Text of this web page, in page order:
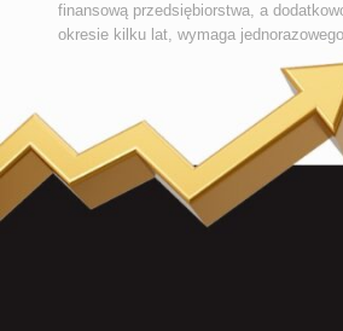
finansową przedsiębiorstwa, a
okresie kilku lat, wymaga